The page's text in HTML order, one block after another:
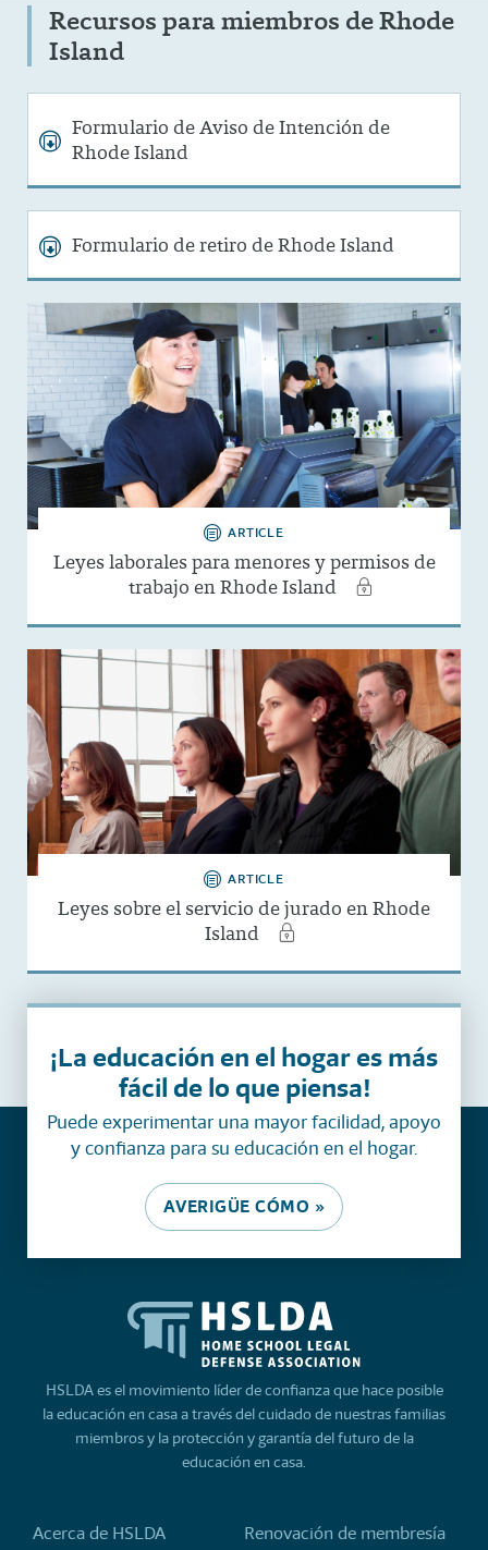
Recursos para miembros de Rhode
Island
Formulario de Aviso de Intención de
Rhode Island
Formulario de retiro de Rhode Island
ARTICLE
Leyes laborales para menores y permisos de
trabajo en Rhode Island
ARTICLE
Leyes sobre el servicio de jurado en Rhode
Island
¡La educación en el hogar es más
fácil de lo que piensa!
Puede experimentar una mayor facilidad, apoyo
y confianza para su educación en el hogar.
AVERIGÜE CÓMO »
HSLDA es el movimiento líder de confianza que hace posible
la educación en casa a través del cuidado de nuestras familias
miembros y la protección y garantía del futuro de la
educación en casa.
Acerca de HSLDA
Renovación de membresía